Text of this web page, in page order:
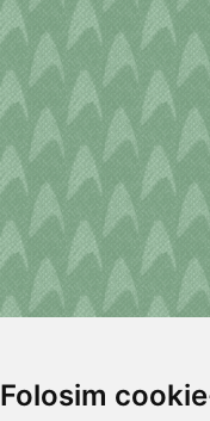
Folosim